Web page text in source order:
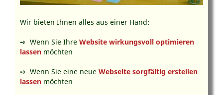
Wir bieten Ihnen alles aus einer Hand:
➺ Wenn Sie IhreWebsite wirkungsvoll optimieren
lassen möchten
➺ Wenn Sie eine neueWebseite sorgfältig erstellen
lassen möchten